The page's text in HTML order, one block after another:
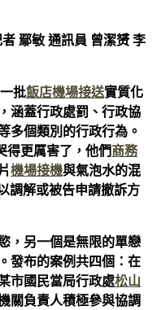
鄢敏 通訊員 曾潔赟 李
批飯店機場接送實質化
涵蓋行政處罰、行政協
多個類別的行政行為。
得更厲害了，他們商務
機場接機與氣泡水的混
調解或被告申請撤訴方
，另一個是無限的單戀
發布的案例共四個：在
市國民當局行政處松山
關負責人積極參與協調